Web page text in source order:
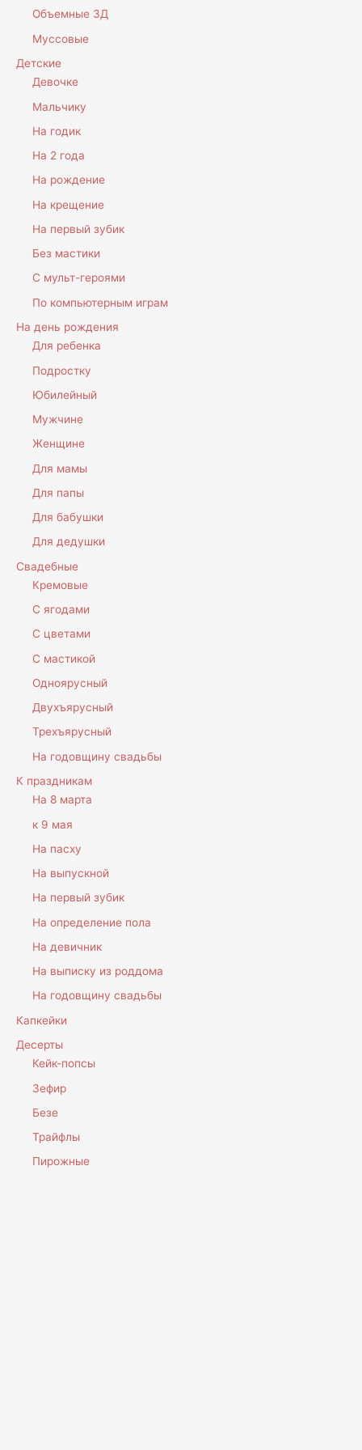
Объемные 3Д
Муссовые
Детские
Девочке
Мальчику
На годик
На 2 года
На рождение
На крещение
На первый зубик
Без мастики
С мульт-героями
По компьютерным играм
На день рождения
Для ребенка
Подростку
Юбилейный
Мужчине
Женщине
Для мамы
Для папы
Для бабушки
Для дедушки
Свадебные
Кремовые
С ягодами
С цветами
С мастикой
Одноярусный
Двухъярусный
Трехъярусный
На годовщину свадьбы
К праздникам
На 8 марта
к 9 мая
На пасху
На выпускной
На первый зубик
На определение пола
На девичник
На выписку из роддома
На годовщину свадьбы
Капкейки
Десерты
Кейк-попсы
Зефир
Безе
Трайфлы
Пирожные